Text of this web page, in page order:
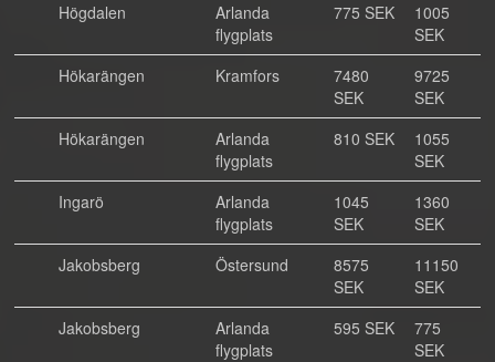
Högdalen
Arlanda
flygplats
775 SEK
1005
SEK
Hökarängen
Kramfors
7480
SEK
9725
SEK
Hökarängen
Arlanda
flygplats
810 SEK
1055
SEK
Ingarö
Arlanda
flygplats
1045
SEK
1360
SEK
Jakobsberg
Östersund
8575
SEK
11150
SEK
Jakobsberg
Arlanda
flygplats
595 SEK
775
SEK